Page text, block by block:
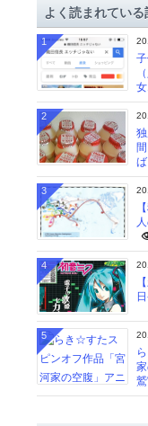
ブよく読まれている
1
2
3
4
5